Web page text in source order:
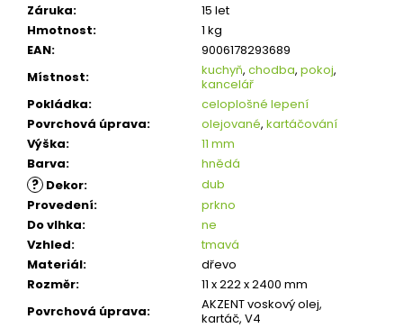
Záruka:
15 let
Hmotnost:
1 kg
EAN:
9006178293689
Místnost: kuchyň, chodba, pokoj,
kancelář
Pokládka:
celoplošné lepení
Povrchová úprava: olejované, kartáčování
Výška:
11 mm
Barva: hnědá
? Dekor:
dub
Provedení:
prkno
Do vlhka:
ne
Vzhled:
tmavá
Materiál:
dřevo
Rozměr:
11 x 222 x 2400 mm
Povrchová úprava:
AKZENT voskový olej,
kartáč, V4